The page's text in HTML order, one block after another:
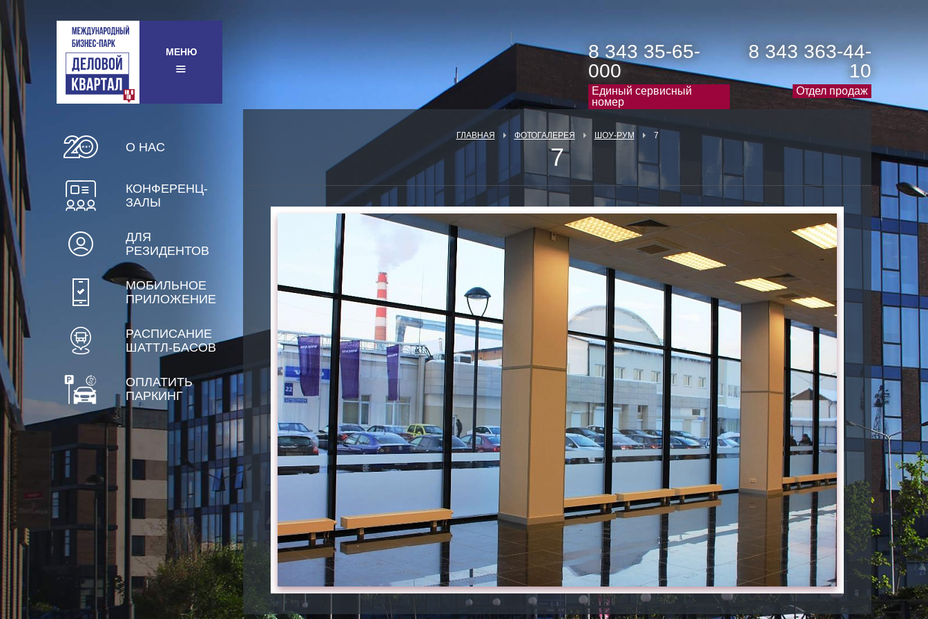
МЕНЮ
8 343 35-65-
000
Единый сервисный
номер
8 343 363-44-
10
Отдел продаж
О НАС
КОНФЕРЕНЦ-
ЗАЛЫ
ДЛЯ
РЕЗИДЕНТОВ
МОБИЛЬНОЕ
ПРИЛОЖЕНИЕ
РАСПИСАНИЕ
ШАТТЛ-БАСОВ
ОПЛАТИТЬ
ПАРКИНГ
ГЛАВНАЯ ФОТОГАЛЕРЕЯ ШОУ-РУМ 7
7